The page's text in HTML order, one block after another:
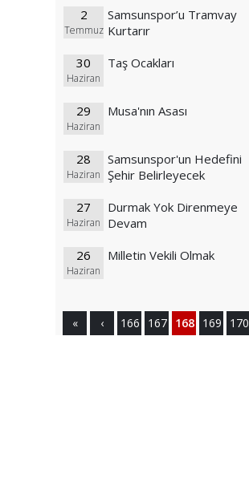
2
Temmuz
Samsunspor’u Tramvay
Kurtarır
30
Haziran
Taş Ocakları
29
Haziran
Musa'nın Asası
28
Haziran
Samsunspor'un Hedefini
Şehir Belirleyecek
27
Haziran
Durmak Yok Direnmeye
Devam
26
Haziran
Milletin Vekili Olmak
« ‹ 166 167 168 169 170